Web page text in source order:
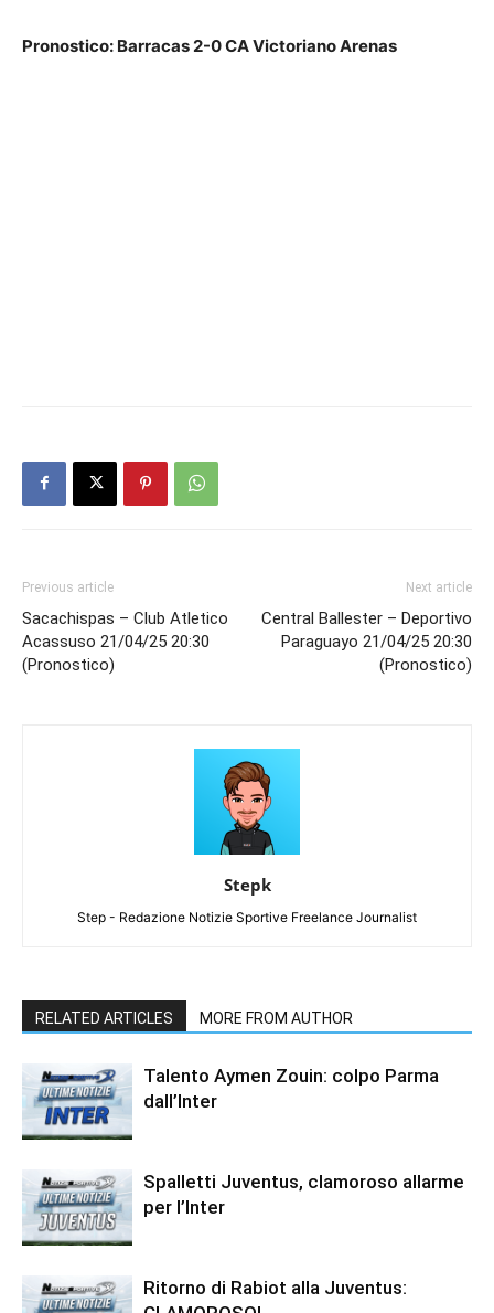
Pronostico: Barracas 2-0 CA Victoriano Arenas
Previous article
Sacachispas – Club Atletico
Acassuso 21/04/25 20:30
(Pronostico)
Next article
Central Ballester – Deportivo
Paraguayo 21/04/25 20:30
(Pronostico)
Stepk
Step - Redazione Notizie Sportive Freelance Journalist
RELATED ARTICLES MORE FROM AUTHOR
Talento Aymen Zouin: colpo Parma
dall’Inter
Spalletti Juventus, clamoroso allarme
per l’Inter
Ritorno di Rabiot alla Juventus: